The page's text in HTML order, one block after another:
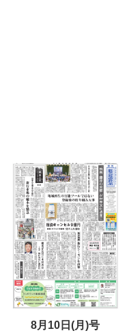
8月10日(月)号